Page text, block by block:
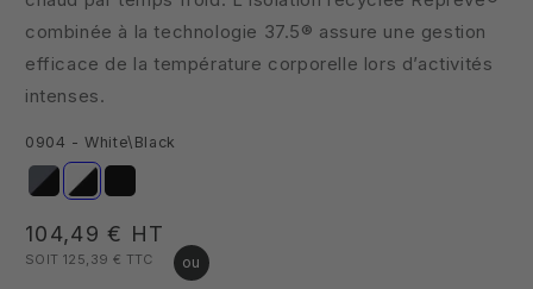
combinée à la technologie 37.5® assure une gestion
efficace de la température corporelle lors d’activités
intenses.
0904 - White\Black
Prix
habituel
104,49 € HT
SOIT 125,39 € TTC